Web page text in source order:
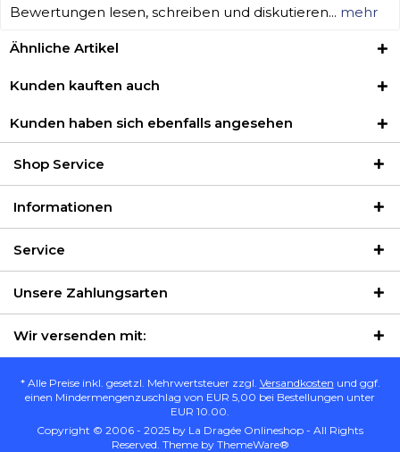
Bewertungen lesen, schreiben und diskutieren... mehr
Ähnliche Artikel
Kunden kauften auch
Kunden haben sich ebenfalls angesehen
Shop Service
Informationen
Service
Unsere Zahlungsarten
Wir versenden mit:
* Alle Preise inkl. gesetzl. Mehrwertsteuer zzgl. Versandkosten und ggf.
einen Mindermengenzuschlag von EUR 5,00 bei Bestellungen unter
EUR 10.00.
Copyright © 2006 - 2025 by La Dragée Onlineshop - All Rights
Reserved. Theme by ThemeWare®